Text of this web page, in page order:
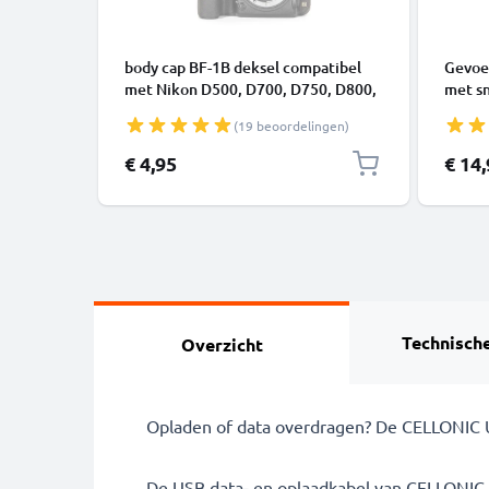
body cap BF-1B deksel compatibel
met Nikon D500, D700, D750, D800,
S AF-P A bajonet systeem - objectief
deksel
(19 beoordelingen)
€ 4,95
met
€
Overzicht
Opladen of data overdragen? De